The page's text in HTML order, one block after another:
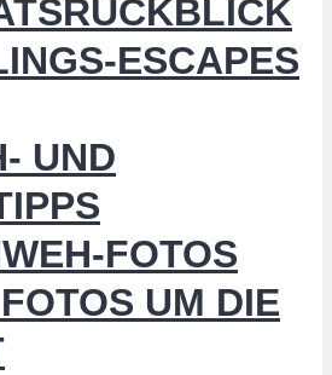
ESCAPES
UND
FOTOS
UM DIE